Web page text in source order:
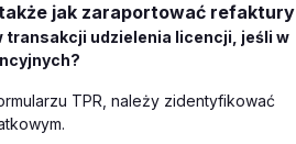
jak zaraportować refaktury
transakcji udzielenia licencji, jeśli w
TPR, należy zidentyfikować